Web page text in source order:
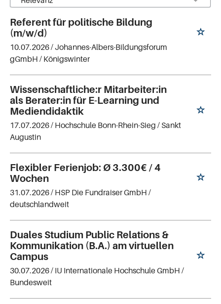
Referent für politische Bildung
(m/w/d)
10.07.2026 / Johannes-Albers-Bildungsforum
gGmbH / Königswinter
Wissenschaftliche:r Mitarbeiter:in
als Berater:in für E-Learning und
Mediendidaktik
17.07.2026 / Hochschule Bonn-Rhein-Sieg / Sankt
Augustin
Flexibler Ferienjob: Ø 3.300€ / 4
Wochen
31.07.2026 / HSP Die Fundraiser GmbH /
deutschlandweit
Duales Studium Public Relations &
Kommunikation (B.A.) am virtuellen
Campus
30.07.2026 / IU Internationale Hochschule GmbH /
Bundesweit